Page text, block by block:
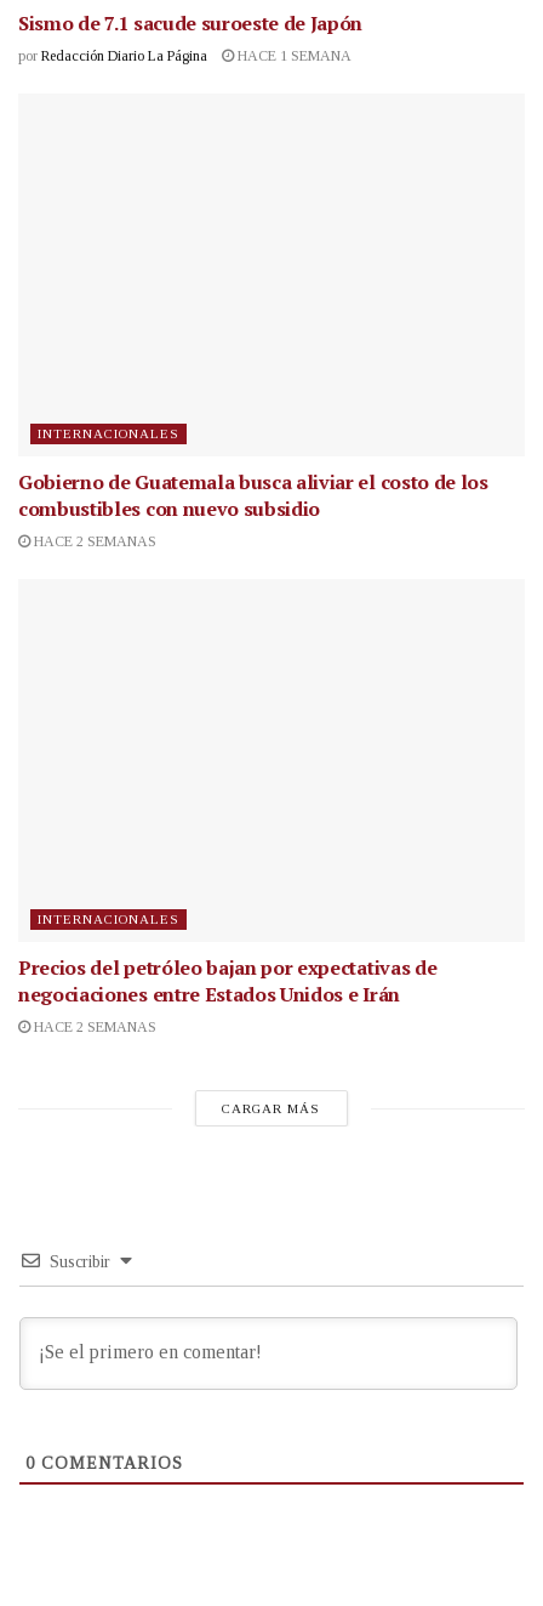
Sismo de 7.1 sacude suroeste de Japón
por Redacción Diario La Página HACE 1 SEMANA
INTERNACIONALES
Gobierno de Guatemala busca aliviar el costo de los
combustibles con nuevo subsidio
HACE 2 SEMANAS
INTERNACIONALES
Precios del petróleo bajan por expectativas de
negociaciones entre Estados Unidos e Irán
HACE 2 SEMANAS
CARGAR MÁS
Suscribir
0 COMENTARIOS